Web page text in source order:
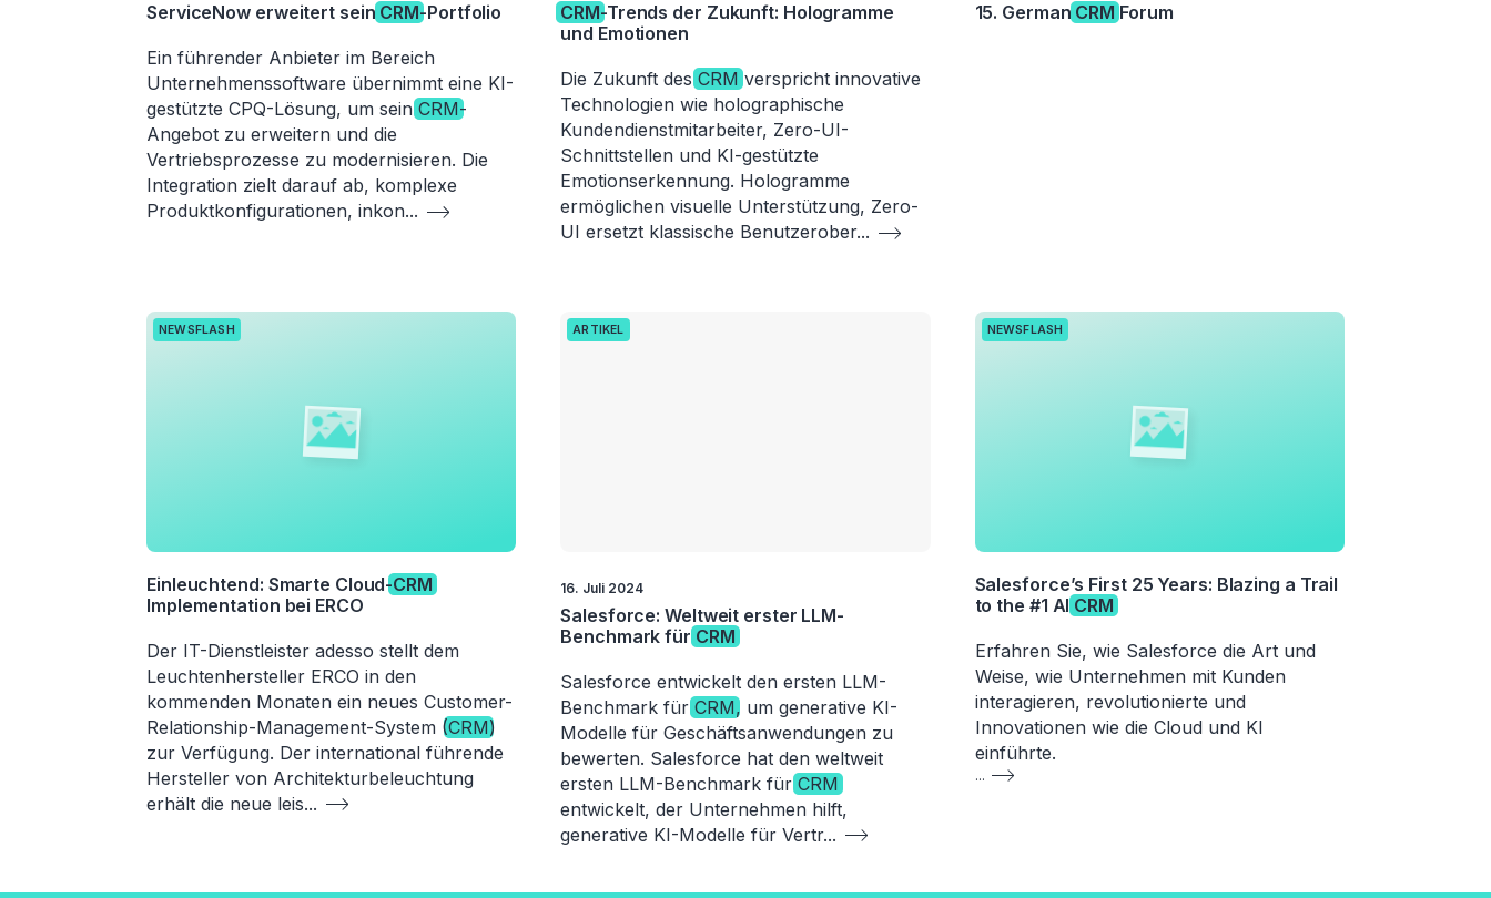
ServiceNow erweitert sein CRM-Portfolio
Ein führender Anbieter im Bereich
Unternehmenssoftware übernimmt eine KI-
gestützte CPQ-Lösung, um seinCRM-
Angebot zu erweitern und die
Vertriebsprozesse zu modernisieren. Die
Integration zielt darauf ab, komplexe
Produktkonfigurationen, inkon...
CRM-Trends der Zukunft: Hologramme
und Emotionen
Die Zukunft desCRM verspricht innovative
Technologien wie holographische
Kundendienstmitarbeiter, Zero-UI-
Schnittstellen und KI-gestützte
Emotionserkennung. Hologramme
ermöglichen visuelle Unterstützung, Zero-
UI ersetzt klassische Benutzerober...
15. German CRM Forum
NEWSFLASH
Einleuchtend: Smarte Cloud-CRM
Implementation bei ERCO
Der IT-Dienstleister adesso stellt dem
Leuchtenhersteller ERCO in den
kommenden Monaten ein neues Customer-
Relationship-Management-System (CRM)
zur Verfügung. Der international führende
Hersteller von Architekturbeleuchtung
erhält die neue leis...
ARTIKEL
16. Juli 2024
Salesforce: Weltweit erster LLM-
Benchmark für CRM
Salesforce entwickelt den ersten LLM-
Benchmark fürCRM, um generative KI-
Modelle für Geschäftsanwendungen zu
bewerten. Salesforce hat den weltweit
ersten LLM-Benchmark fürCRM
entwickelt, der Unternehmen hilft,
generative KI-Modelle für Vertr...
NEWSFLASH
Salesforce’s First 25 Years: Blazing a Trail
to the #1 AI CRM
Erfahren Sie, wie Salesforce die Art und
Weise, wie Unternehmen mit Kunden
interagieren, revolutionierte und
Innovationen wie die Cloud und KI
einführte.
...